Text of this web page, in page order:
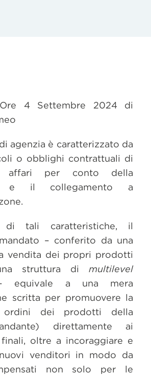
4 Settembre 2024 di
agenzia è caratterizzato da
o obblighi contrattuali di
affari per conto della
e il collegamento a
di tali caratteristiche, il
– conferito da una
vendita dei propri prodotti
struttura di multilevel
equivale a una mera
scritta per promuovere la
dei prodotti della
direttamente ai
oltre a incoraggiare e
venditori in modo da
non solo per le